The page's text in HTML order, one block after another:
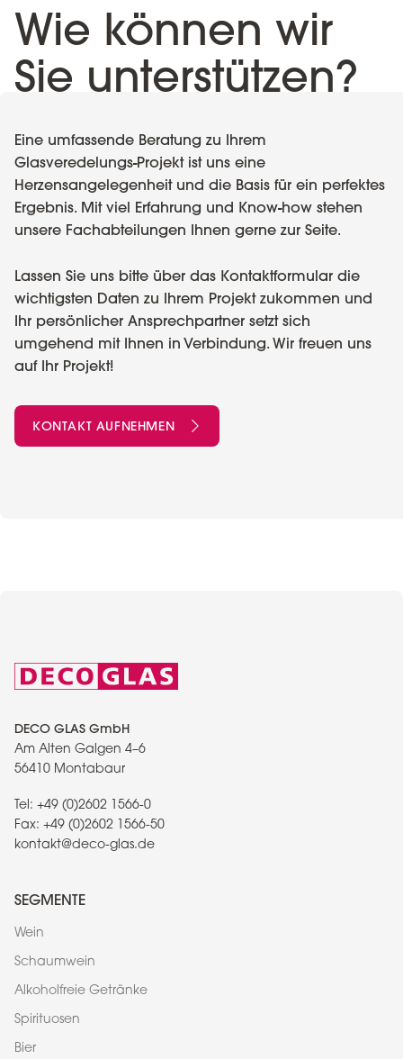
Wie können wir
Sie unterstützen?
Eine umfassende Beratung zu Ihrem
Glasveredelungs-Projekt ist uns eine
Herzensangelegenheit und die Basis für ein perfektes
Ergebnis. Mit viel Erfahrung und Know-how stehen
unsere Fachabteilungen Ihnen gerne zur Seite.
Lassen Sie uns bitte über das Kontaktformular die
wichtigsten Daten zu Ihrem Projekt zukommen und
Ihr persönlicher Ansprechpartner setzt sich
umgehend mit Ihnen in Verbindung. Wir freuen uns
auf Ihr Projekt!
KONTAKT AUFNEHMEN
DECO GLAS GmbH
Am Alten Galgen 4–6
56410 Montabaur
Tel: +49 (0)2602 1566-0
Fax: +49 (0)2602 1566-50
kontakt@deco-glas.de
SEGMENTE
Wein
Schaumwein
Alkoholfreie Getränke
Spirituosen
Bier